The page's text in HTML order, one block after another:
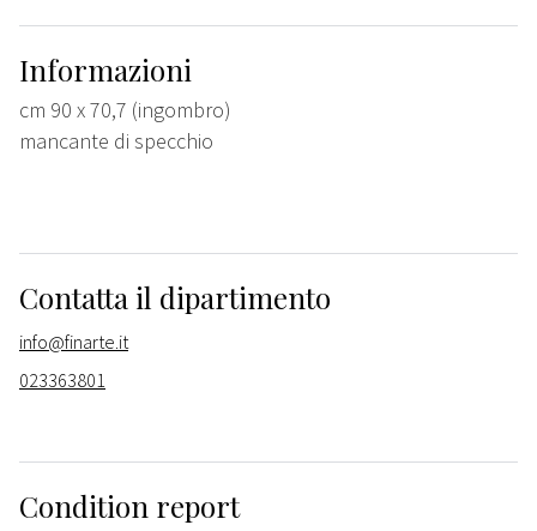
Informazioni
cm 90 x 70,7 (ingombro)
mancante di specchio
Contatta il dipartimento
info@finarte.it
023363801
Condition report